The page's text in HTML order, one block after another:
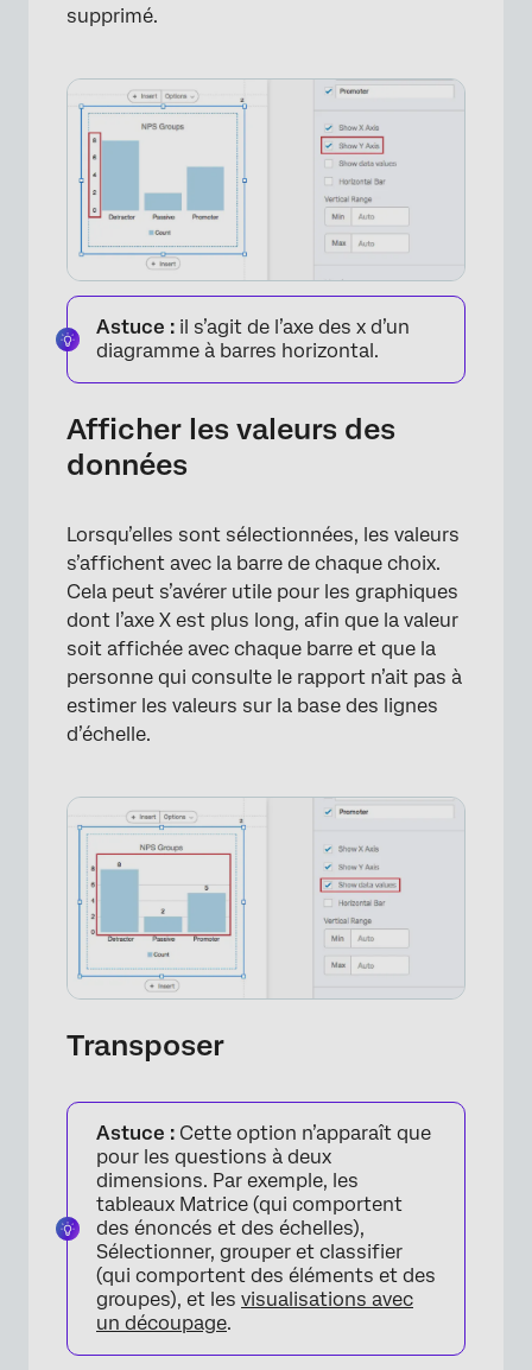
×
supprimé.
×
Astuce : il s’agit de l’axe des x d’un
diagramme à barres horizontal.
Afficher les valeurs des
données
Lorsqu’elles sont sélectionnées, les valeurs
s’affichent avec la barre de chaque choix.
Cela peut s’avérer utile pour les graphiques
dont l’axe X est plus long, afin que la valeur
soit affichée avec chaque barre et que la
personne qui consulte le rapport n’ait pas à
estimer les valeurs sur la base des lignes
d’échelle.
Transposer
Astuce : Cette option n’apparaît que
pour les questions à deux
dimensions. Par exemple, les
tableaux Matrice (qui comportent
des énoncés et des échelles),
Sélectionner, grouper et classifier
(qui comportent des éléments et des
groupes), et les visualisations avec
un découpage.